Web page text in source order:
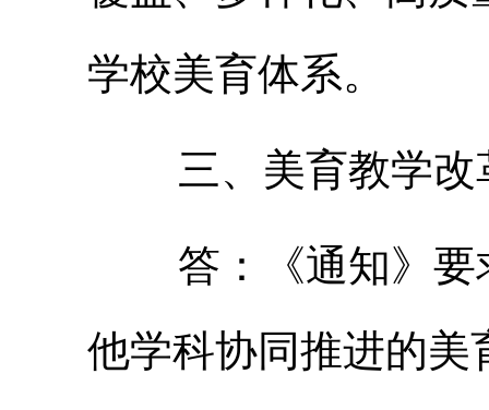
学校美育体系。
三、美育教学改
答：《通知》要
他学科协同推进的美